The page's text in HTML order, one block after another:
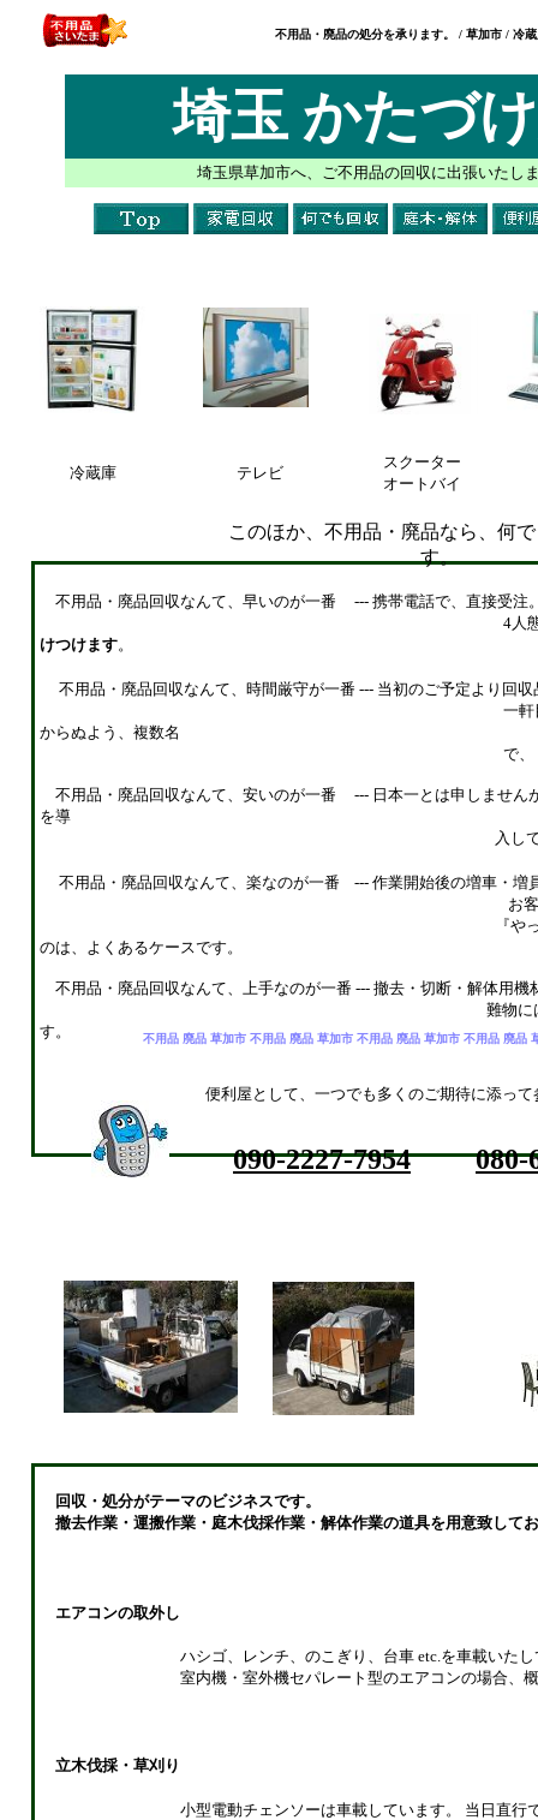
埼玉 かたづ
埼玉県草加市へ、ご不用品の回収に出張いたし
不用品・廃品回収なんて、早いのが一番 --- 携帯電話で、直接受注
4人態勢ですので、最寄り
けつけます。
不用品・廃品回収なんて、時間厳守が一番 --- 当初のご予定より回
一軒目のご追加により、二軒
からぬよう、複数名
で、 ゆとりあるスケジュー
不用品・廃品回収なんて、安いのが一番 --- 日本一とは申しません
を導
入していませんので、営業コ
不用品・廃品回収なんて、楽なのが一番 --- 作業開始後の増車・増
お客様が途中まで搬出作業を
『やっぱり、疲れたから、後
のは、よくあるケースです。
不用品・廃品回収なんて、上手なのが一番 --- 撤去・切断・解体用機
難物には、解体屋さんがバッ
す。
便利屋として、一つでも多くのご期待に添っ
不用品・廃品の処分を承ります。 / 草加市 / 冷
不用品 廃品 草加市 不用品 廃品 草加市 不用品 廃品 草加市 不用品 廃品
冷蔵庫 テレビ
スクーター
オートバイ
このほか、不用品・廃品なら、何
す。
回収・処分がテーマのビジネスです。
撤去作業・運搬作業・庭木伐採作業・解体作業の道具を用意致して
エアコンの取外し
ハシゴ、レンチ、のこぎり、台車 etc.を車載いたして
室内機・室外機セパレート型のエアコンの場合、概ね30
立木伐採・草刈り
小型電動チェンソーは車載しています。 当日直行で作業
090-2227-7954 080-